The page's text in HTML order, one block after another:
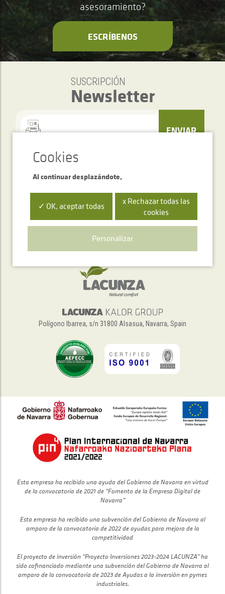
asesoramiento?
ESCRÍBENOS
SUSCRIPCIÓN
Newsletter
ENVIAR
Servicio de atención telefónica
+34 948 563 511
Polígono Ibarrea, s/n 31800 Alsasua, Navarra, Spain
Esta empresa ha recibido una ayuda del Gobierno de Navarra en virtud
de la convocatoria de 2021 de “Fomento de la Empresa Digital de
Navarra”
Esta empresa ha recibido una subvención del Gobierno de Navarra al
amparo de la convocatoria de 2022 de ayudas para mejora de la
competitividad
El proyecto de inversión “Proyecto Inversiones 2023-2024 LACUNZA” ha
sido cofinanciado mediante una subvención del Gobierno de Navarra al
amparo de la convocatoria de 2023 de Ayudas a la inversión en pymes
industriales.
Al continuar desplazándote,
✓ OK, aceptar todas
x Rechazar todas las
cookies
Personalizar